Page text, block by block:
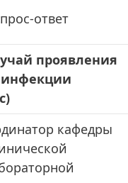
ответ
проявления
инфекции
кафедры